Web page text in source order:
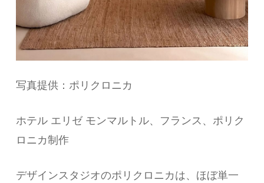
写真提供：ポリクロニカ
ホテル エリゼ モンマルトル、フランス、ポリク
ロニカ制作
デザインスタジオのポリクロニカは、ほぼ単一